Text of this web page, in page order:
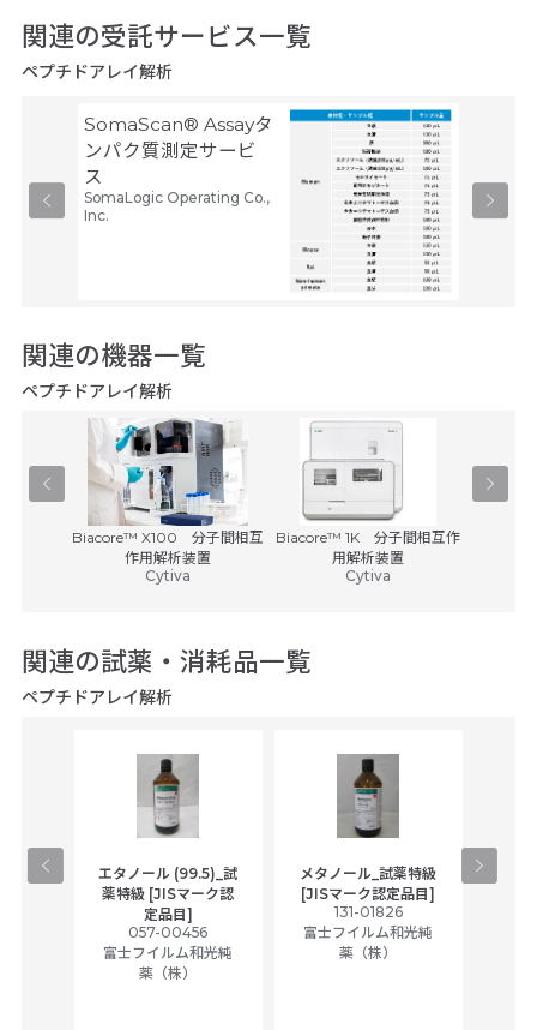
関連の受託サービス一覧
ペプチドアレイ解析
SomaScan® Assayタ
ンパク質測定サービ
ス
SomaLogic Operating Co.,
Inc.
関連の機器一覧
ペプチドアレイ解析
Biacore™ X100 分子間相互
作用解析装置
Cytiva
Biacore™ 1K 分子間相互作
用解析装置
Cytiva
関連の試薬・消耗品一覧
ペプチドアレイ解析
エタノール (99.5)_試
薬特級 [JISマーク認
定品目]
057-00456
富士フイルム和光純
薬（株）
メタノール_試薬特級
[JISマーク認定品目]
131-01826
富士フイルム和光純
薬（株）